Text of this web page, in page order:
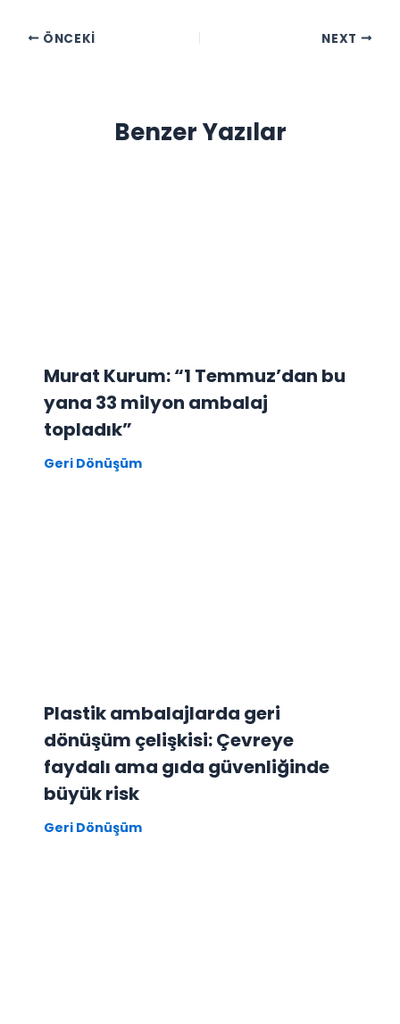
ÖNCEKI NEXT
Benzer Yazılar
Murat Kurum: “1 Temmuz’dan bu
yana 33 milyon ambalaj
topladık”
Geri Dönüşüm
Plastik ambalajlarda geri
dönüşüm çelişkisi: Çevreye
faydalı ama gıda güvenliğinde
büyük risk
Geri Dönüşüm